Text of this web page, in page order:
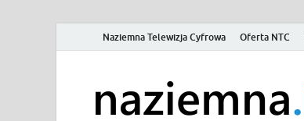
Naziemna Telewizja Cyfrowa Oferta NTC